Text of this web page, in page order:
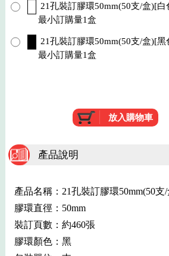
21孔裝訂膠環50mm(50支/盒)[白
最小訂購量1盒
21孔裝訂膠環50mm(50支/盒)[黑
最小訂購量1盒
產品說明
產品名稱：21孔裝訂膠環50mm(50支
膠環直徑：50mm
裝訂頁數：約460張
膠環顏色：黑